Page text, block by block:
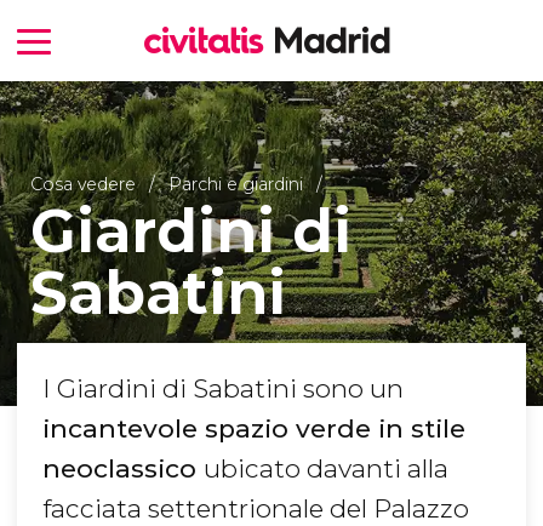
Cosa vedere Parchi e giardini
Giardini di
Sabatini
I Giardini di Sabatini sono un
incantevole spazio verde in stile
neoclassico ubicato davanti alla
facciata settentrionale del Palazzo